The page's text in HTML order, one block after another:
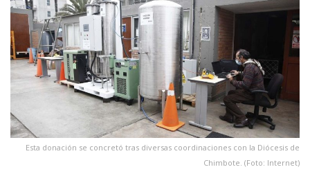
Esta donación se concretó tras diversas coordinaciones con la Diócesis de
Chimbote. (Foto: Internet)